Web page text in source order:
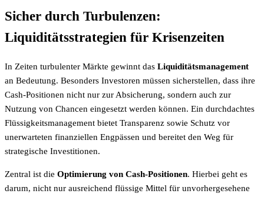
Sicher durch Turbulenzen:
Liquiditätsstrategien für Krisenzeiten
In Zeiten turbulenter Märkte gewinnt das Liquiditätsmanagement
an Bedeutung. Besonders Investoren müssen sicherstellen, dass ihre
Cash-Positionen nicht nur zur Absicherung, sondern auch zur
Nutzung von Chancen eingesetzt werden können. Ein durchdachtes
Flüssigkeitsmanagement bietet Transparenz sowie Schutz vor
unerwarteten finanziellen Engpässen und bereitet den Weg für
strategische Investitionen.
Zentral ist die Optimierung von Cash-Positionen. Hierbei geht es
darum, nicht nur ausreichend flüssige Mittel für unvorhergesehene